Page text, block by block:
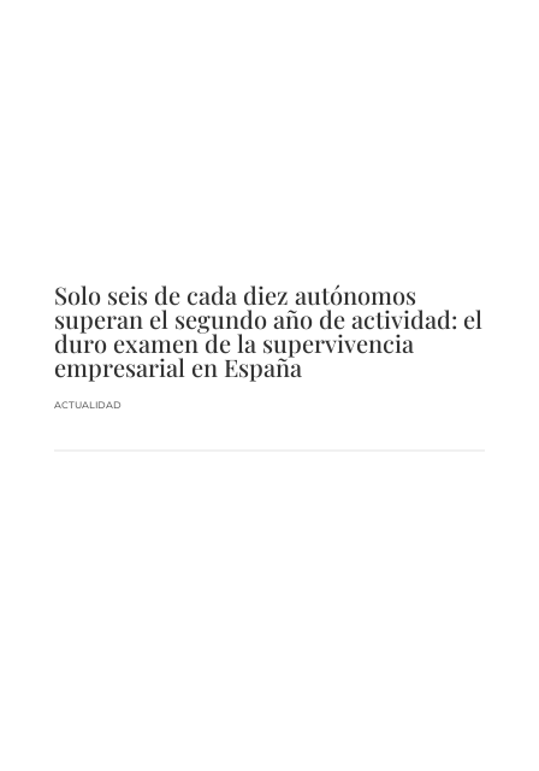
Solo seis de cada diez autónomos
superan el segundo año de actividad: el
duro examen de la supervivencia
empresarial en España
ACTUALIDAD